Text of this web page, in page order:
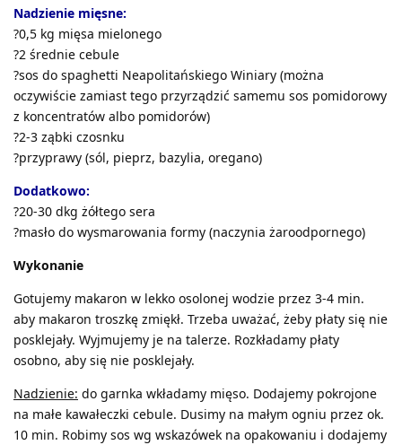
Nadzienie mięsne:
?0,5 kg mięsa mielonego
?2 średnie cebule
?sos do spaghetti Neapolitańskiego Winiary (można
oczywiście zamiast tego przyrządzić samemu sos pomidorowy
z koncentratów albo pomidorów)
?2-3 ząbki czosnku
?przyprawy (sól, pieprz, bazylia, oregano)
Dodatkowo:
?20-30 dkg żółtego sera
?masło do wysmarowania formy (naczynia żaroodpornego)
Wykonanie
Gotujemy makaron w lekko osolonej wodzie przez 3-4 min.
aby makaron troszkę zmiękł. Trzeba uważać, żeby płaty się nie
posklejały. Wyjmujemy je na talerze. Rozkładamy płaty
osobno, aby się nie posklejały.
Nadzienie: do garnka wkładamy mięso. Dodajemy pokrojone
na małe kawałeczki cebule. Dusimy na małym ogniu przez ok.
10 min. Robimy sos wg wskazówek na opakowaniu i dodajemy